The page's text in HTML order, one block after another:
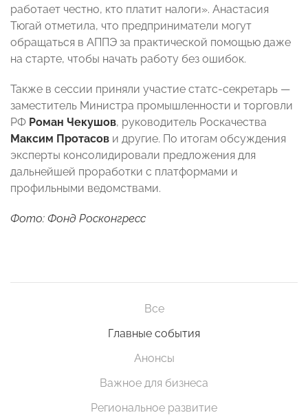
работает честно, кто платит налоги». Анастасия
Тюгай отметила, что предприниматели могут
обращаться в АППЭ за практической помощью даже
на старте, чтобы начать работу без ошибок.
Также в сессии приняли участие статс-секретарь —
заместитель Министра промышленности и торговли
РФ Роман Чекушов, руководитель Роскачества
Максим Протасов и другие. По итогам обсуждения
эксперты консолидировали предложения для
дальнейшей проработки с платформами и
профильными ведомствами.
Фото: Фонд Росконгресс
Все
Главные события
Анонсы
Важное для бизнеса
Региональное развитие